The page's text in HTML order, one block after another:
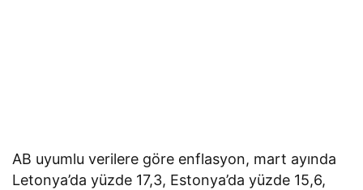
AB uyumlu verilere göre enflasyon, mart ayında
Letonya’da yüzde 17,3, Estonya’da yüzde 15,6,